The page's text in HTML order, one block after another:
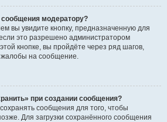
модератору?
вы увидите кнопку, предназначенную для
это разрешено администратором
кнопке, вы пройдёте через ряд шагов,
на сообщение.
при создании сообщения?
сообщения для того, чтобы
Для загрузки сохранённого сообщения